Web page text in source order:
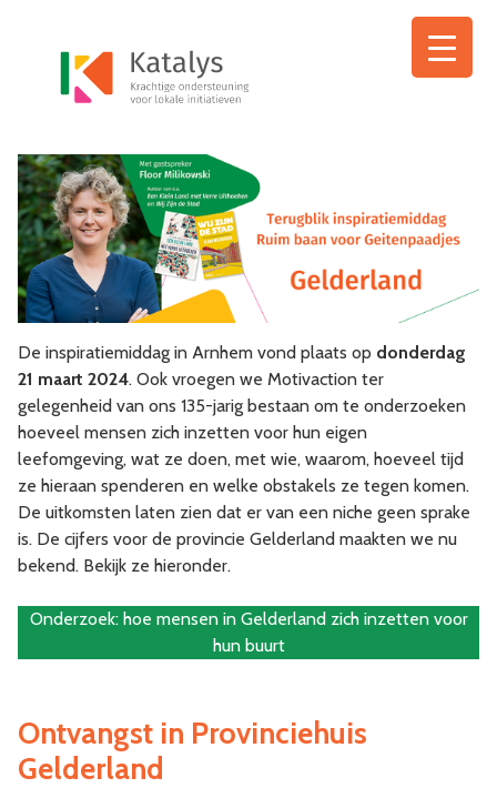
De inspiratiemiddag in Arnhem vond plaats op donderdag
21 maart 2024. Ook vroegen we Motivaction ter
gelegenheid van ons 135-jarig bestaan om te onderzoeken
hoeveel mensen zich inzetten voor hun eigen
leefomgeving, wat ze doen, met wie, waarom, hoeveel tijd
ze hieraan spenderen en welke obstakels ze tegen komen.
De uitkomsten laten zien dat er van een niche geen sprake
is. De cijfers voor de provincie Gelderland maakten we nu
bekend. Bekijk ze hieronder.
Onderzoek: hoe mensen in Gelderland zich inzetten voor
hun buurt
Ontvangst in Provinciehuis
Gelderland